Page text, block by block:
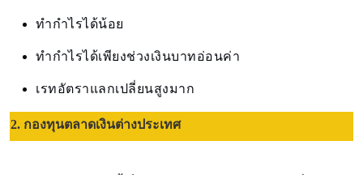
ทำกำไรได้น้อย
ทำกำไรได้เพียงช่วงเงินบาทอ่อนค่า
เรทอัตราแลกเปลี่ยนสูงมาก
2. กองทุนตลาดเงินต่างประเทศ